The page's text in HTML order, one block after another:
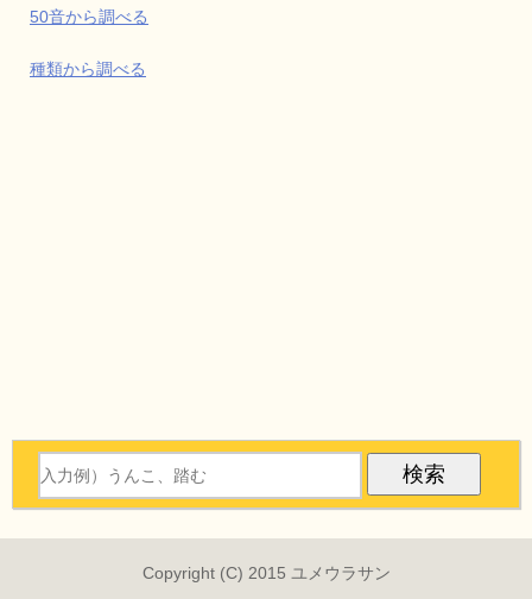
50音から調べる
種類から調べる
Copyright (C) 2015 ユメウラサン